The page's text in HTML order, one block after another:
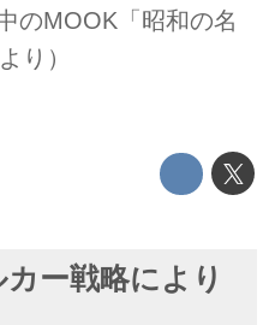
のMOOK「昭和の名
り）
ー戦略により